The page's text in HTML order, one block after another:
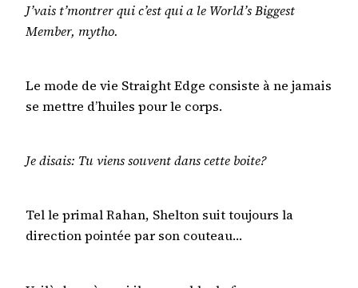
J’vais t’montrer qui c’est qui a le World’s Biggest
Member, mytho.
Le mode de vie Straight Edge consiste à ne jamais
se mettre d’huiles pour le corps.
Je disais: Tu viens souvent dans cette boite?
Tel le primal Rahan, Shelton suit toujours la
direction pointée par son couteau…